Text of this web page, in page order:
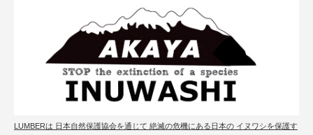
LUMBERは 日本自然保護協会を通じて 絶滅の危機にある日本の イヌワシを保護す